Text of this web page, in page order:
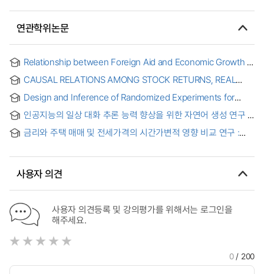
연관학위논문
Relationship between Foreign Aid and Economic Growth in
따른 대외 원조의 영향 - 실증적 분석을 중심으로
CAUSAL RELATIONS AMONG STOCK RETURNS, REAL
RECONSIDERATION OF THE EVIDENCE
Design and Inference of Randomized Experiments for
Modern Applications
인공지능의 일상 대화 추론 능력 향상을 위한 자연어 생성 연구
금리와 주택 매매 및 전세가격의 시간가변적 영향 비교 연구 :
사용자 의견
사용자 의견등록 및 강의평가를 위해서는 로그인을
해주세요.
0/ 200